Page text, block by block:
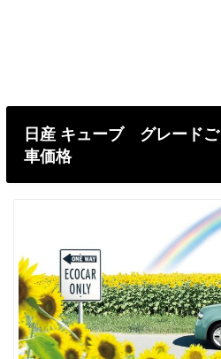
日産 キューブ グレード
車価格